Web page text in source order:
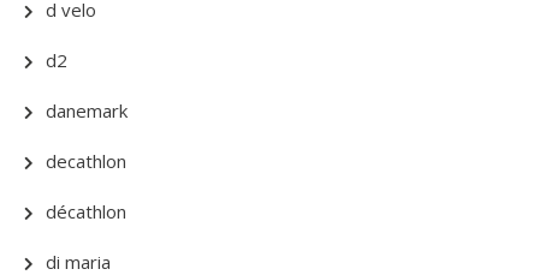
d velo
d2
danemark
decathlon
décathlon
di maria